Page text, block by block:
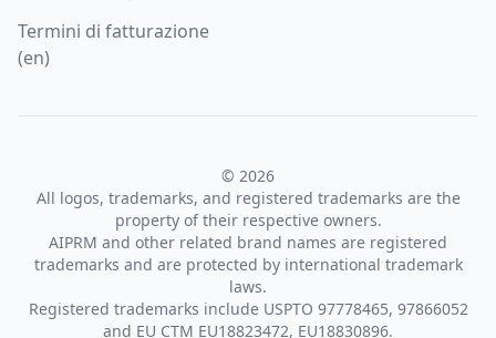
Termini di fatturazione
(en)
© 2026
All logos, trademarks, and registered trademarks are the
property of their respective owners.
AIPRM and other related brand names are registered
trademarks and are protected by international trademark
laws.
Registered trademarks include USPTO 97778465, 97866052
and EU CTM EU18823472, EU18830896.